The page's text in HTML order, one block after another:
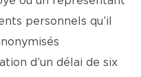
personnels qu’il
d’un délai de six